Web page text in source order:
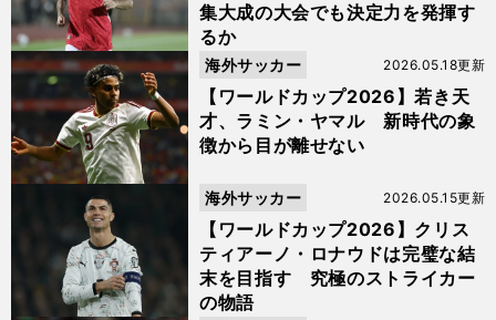
集大成の大会でも決定力を発揮す
るか
【ワールドカップ2026】若き天
才、ラミン・ヤマル 新時代の象
徴から目が離せない
2026.05.18更新
海外サッカー
【ワールドカップ2026】クリス
ティアーノ・ロナウドは完璧な結
末を目指す 究極のストライカー
の物語
2026.05.15更新
海外サッカー